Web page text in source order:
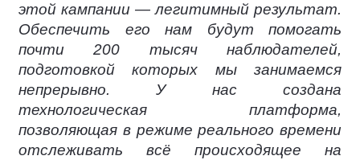
этой кампании — легитимный результат.
Обеспечить его нам будут помогать
почти 200 тысяч наблюдателей,
подготовкой которых мы занимаемся
непрерывно. У нас создана
технологическая платформа,
позволяющая в режиме реального времени
отслеживать всё происходящее на